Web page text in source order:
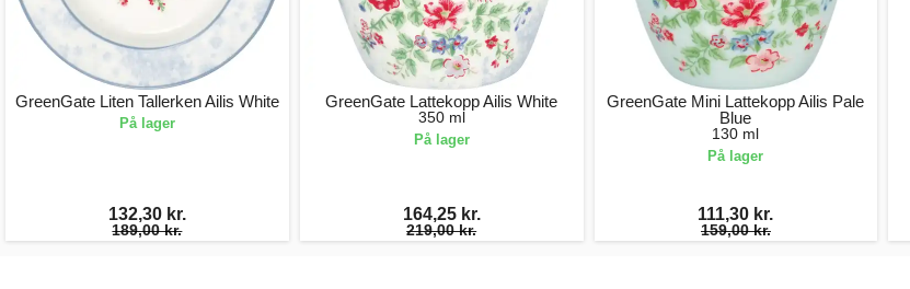
GreenGate Liten Tallerken Ailis White
På lager
132,30 kr.
189,00 kr.
GreenGate Lattekopp Ailis White
350 ml
På lager
164,25 kr.
219,00 kr.
GreenGate Mini Lattekopp Ailis Pale
Blue
130 ml
På lager
111,30 kr.
159,00 kr.